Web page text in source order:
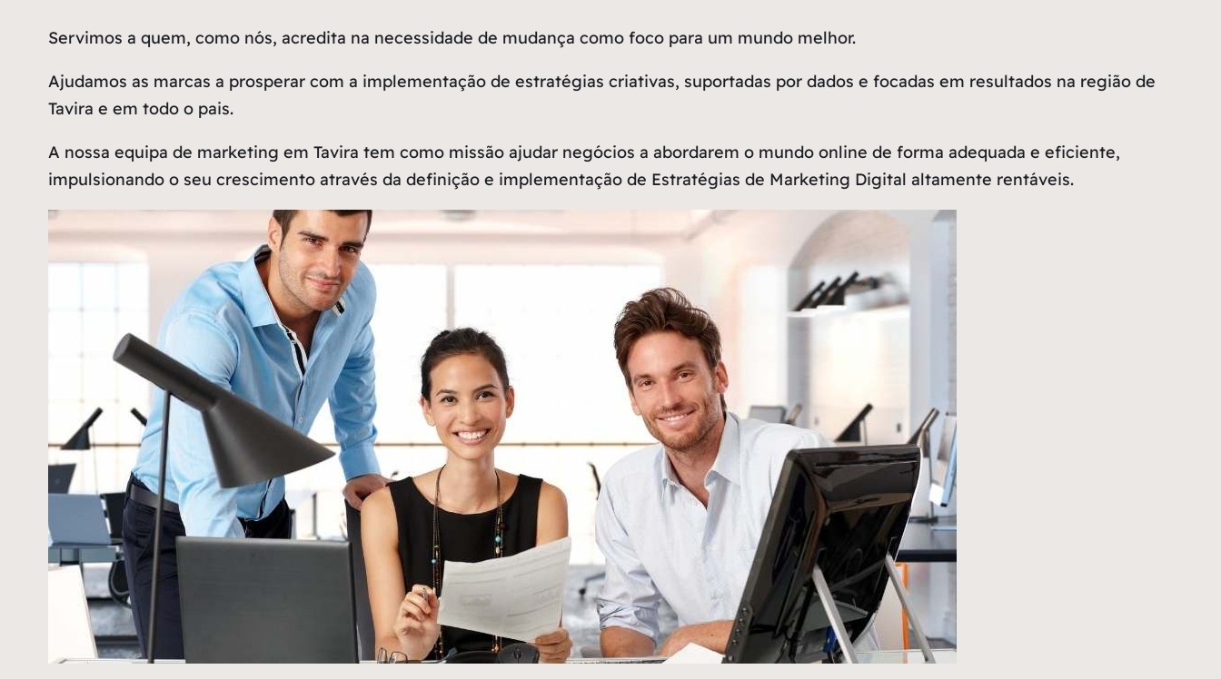
Servimos a quem, como nós, acredita na necessidade de mudança como focopara um mundo melhor.
Ajudamos as marcas a prosperar com a implementação de estratégias criativas, suportadas por dados e focadas em resultados na região de
Tavira e em todo o pais.
A nossa equipa de marketing em Tavira tem como missão ajudar negócios a abordarem o mundo online de forma adequada e eficiente,
impulsionando o seu crescimento através da definição e implementação de Estratégias de Marketing Digital altamente rentáveis.